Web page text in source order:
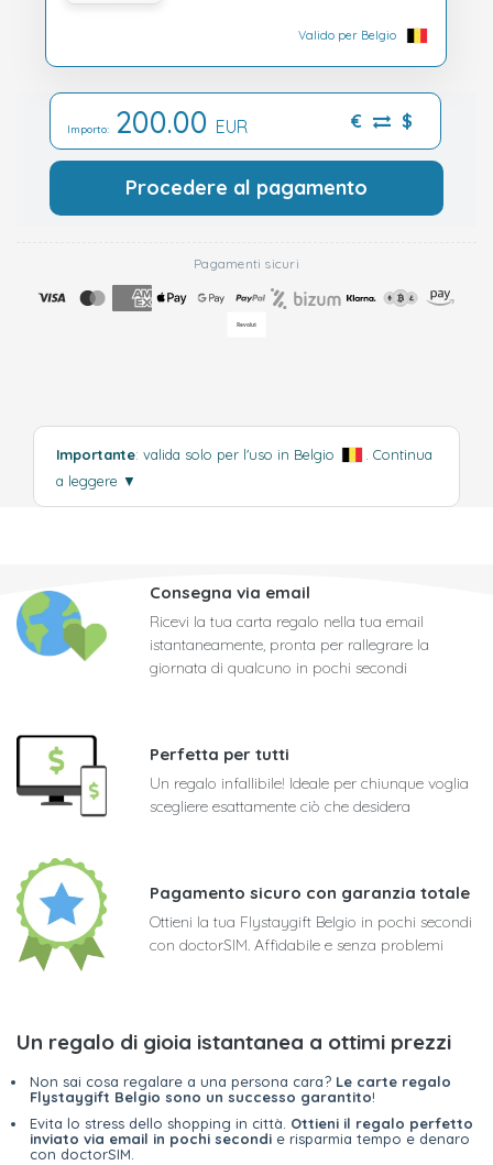
Valido per Belgio
Importo: 200.00 EUR € $
Procedere al pagamento
Pagamenti sicuri
Importante: valida solo per l'uso in Belgio . Continua
a leggere ▼
Consegna via email
Ricevi la tua carta regalo nella tua email
istantaneamente, pronta per rallegrare la
giornata di qualcuno in pochi secondi
Perfetta per tutti
Un regalo infallibile! Ideale per chiunque voglia
scegliere esattamente ciò che desidera
Pagamento sicuro con garanzia totale
Ottieni la tua Flystaygift Belgio in pochi secondi
con doctorSIM. Affidabile e senza problemi
Un regalo di gioia istantanea a ottimi prezzi
Non sai cosa regalare a una persona cara? Le carte regalo
Flystaygift Belgio sono un successo garantito!
Evita lo stress dello shopping in città. Ottieni il regalo perfetto
inviato via email in pochi secondi e risparmia tempo e denaro
con doctorSIM.